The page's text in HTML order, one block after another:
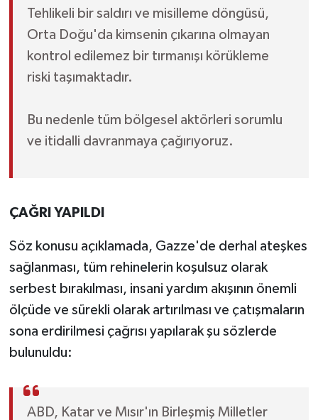
Tehlikeli bir saldırı ve misilleme döngüsü,
Orta Doğu'da kimsenin çıkarına olmayan
kontrol edilemez bir tırmanışı körükleme
riski taşımaktadır.
Bu nedenle tüm bölgesel aktörleri sorumlu
ve itidalli davranmaya çağırıyoruz.
ÇAĞRI YAPILDI
Söz konusu açıklamada, Gazze'de derhal ateşkes
sağlanması, tüm rehinelerin koşulsuz olarak
serbest bırakılması, insani yardım akışının önemli
ölçüde ve sürekli olarak artırılması ve çatışmaların
sona erdirilmesi çağrısı yapılarak şu sözlerde
bulunuldu:
ABD, Katar ve Mısır'ın Birleşmiş Milletler